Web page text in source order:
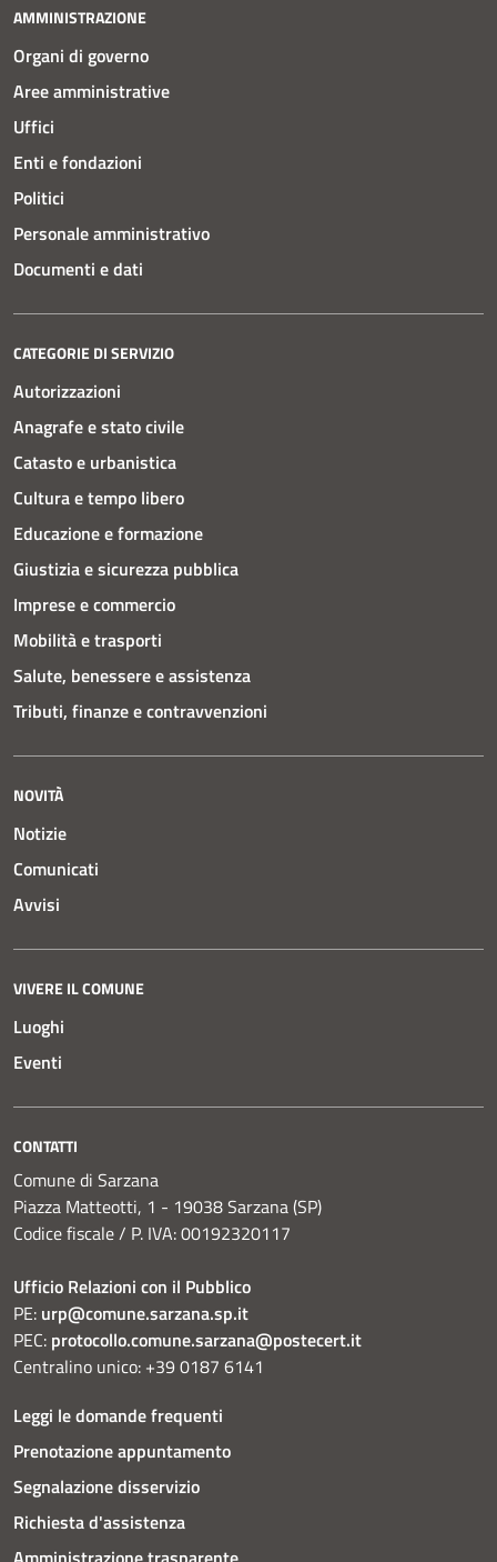
AMMINISTRAZIONE
Organi di governo
Aree amministrative
Uffici
Enti e fondazioni
Politici
Personale amministrativo
Documenti e dati
CATEGORIE DI SERVIZIO
Autorizzazioni
Anagrafe e stato civile
Catasto e urbanistica
Cultura e tempo libero
Educazione e formazione
Giustizia e sicurezza pubblica
Imprese e commercio
Mobilità e trasporti
Salute, benessere e assistenza
Tributi, finanze e contravvenzioni
NOVITÀ
Notizie
Comunicati
Avvisi
VIVERE IL COMUNE
Luoghi
Eventi
CONTATTI
Comune di Sarzana
Piazza Matteotti, 1 - 19038 Sarzana (SP)
Codice fiscale / P. IVA: 00192320117
Ufficio Relazioni con il Pubblico
PE: urp@comune.sarzana.sp.it
PEC: protocollo.comune.sarzana@postecert.it
Centralino unico: +39 0187 6141
Leggi le domande frequenti
Prenotazione appuntamento
Segnalazione disservizio
Richiesta d'assistenza